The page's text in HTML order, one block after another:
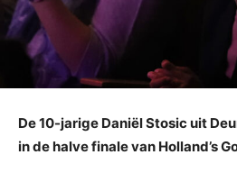
De 10-jarige Daniël Stosic uit
in de halve finale van Holland’s